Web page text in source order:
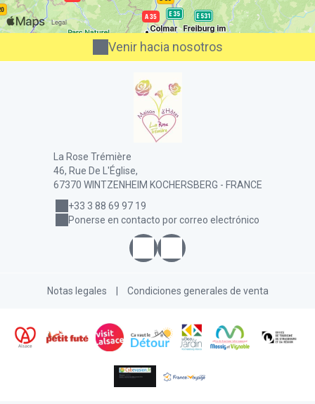
Venir hacia nosotros
La Rose Trémière
46, Rue De L'Église,
67370 WINTZENHEIM KOCHERSBERG - FRANCE
+33 3 88 69 97 19
Ponerse en contacto por correo electrónico
Notas legales Condiciones generales de venta